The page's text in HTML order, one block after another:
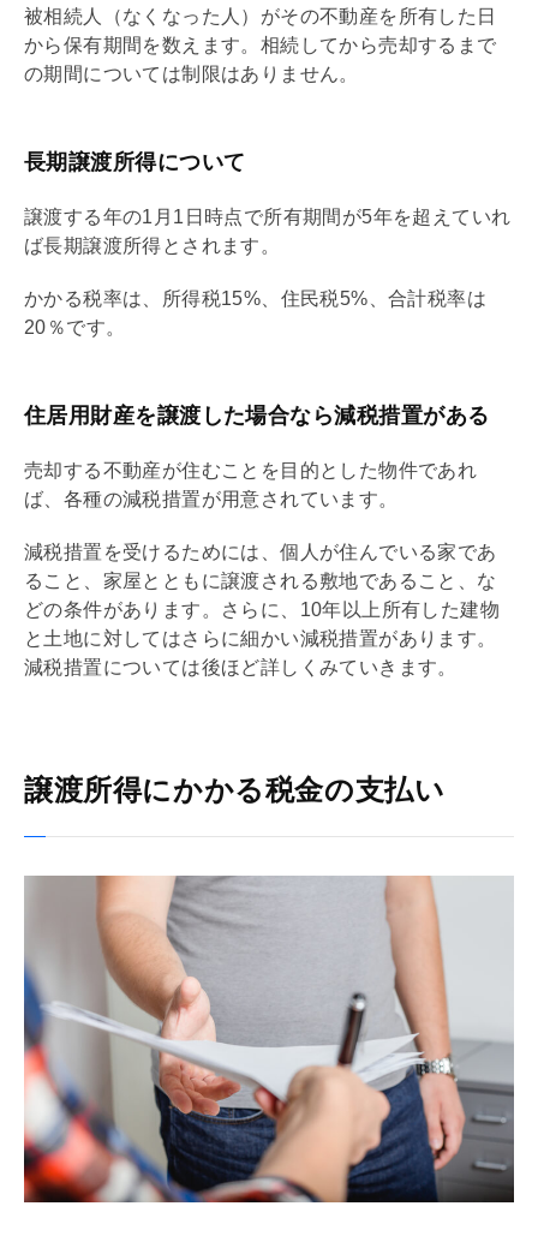
被相続人（なくなった人）がその不動産を所有した日
から保有期間を数えます。相続してから売却するまで
の期間については制限はありません。
長期譲渡所得について
譲渡する年の1月1日時点で所有期間が5年を超えていれ
ば長期譲渡所得とされます。
かかる税率は、所得税15%、住民税5%、合計税率は
20％です。
住居用財産を譲渡した場合なら減税措置がある
売却する不動産が住むことを目的とした物件であれ
ば、各種の減税措置が用意されています。
減税措置を受けるためには、個人が住んでいる家であ
ること、家屋とともに譲渡される敷地であること、な
どの条件があります。さらに、10年以上所有した建物
と土地に対してはさらに細かい減税措置があります。
減税措置については後ほど詳しくみていきます。
譲渡所得にかかる税金の支払い